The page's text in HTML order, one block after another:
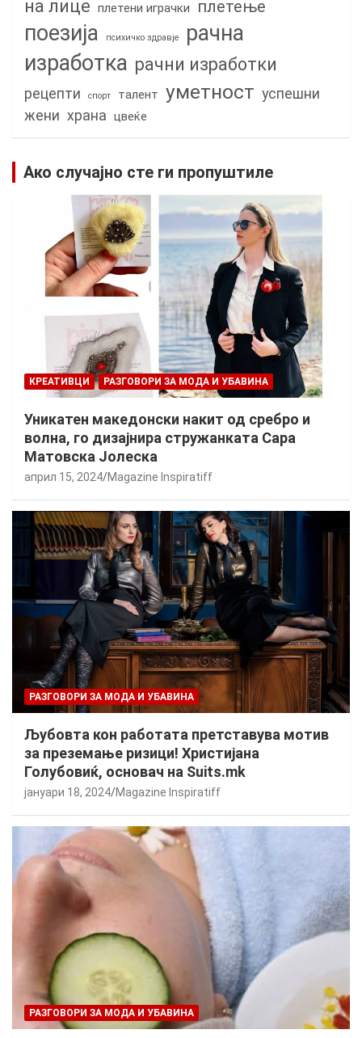
на лице плетени играчки плетење
поезија психичко здравје
рачна
изработка рачни изработки
рецепти спорт талент уметност успешни
жени храна цвеќе
Ако случајно сте ги пропуштиле
КРЕАТИВЦИ РАЗГОВОРИ ЗА МОДА И УБАВИНА
Уникатен македонски накит од сребро и
волна, го дизајнира стружанката Сара
Матовска Јолеска
април 15, 2024 Magazine Inspiratiff
РАЗГОВОРИ ЗА МОДА И УБАВИНА
Љубовта кон работата претставува мотив
за преземање ризици! Христијана
Голубовиќ, основач на Suits.mk
јануари 18, 2024 Magazine Inspiratiff
РАЗГОВОРИ ЗА МОДА И УБАВИНА